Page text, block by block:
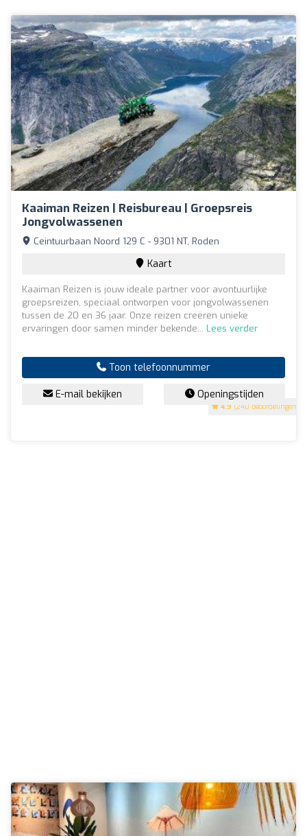
Kaaiman Reizen | Reisbureau | Groepsreis
Jongvolwassenen
4.9 (240 beoordelingen)
Ceintuurbaan Noord 129 C - 9301 NT, Roden
Kaart
Kaaiman Reizen is jouw ideale partner voor avontuurlijke
groepsreizen, speciaal ontworpen voor jongvolwassenen
tussen de 20 en 36 jaar. Onze reizen creëren unieke
ervaringen door samen minder bekende... Lees verder
Toon telefoonnummer
E-mail bekijken Openingstijden